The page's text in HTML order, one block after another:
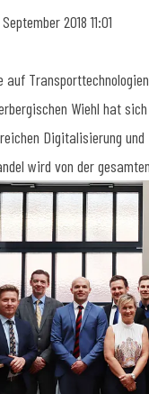
2018 11:01
auf
Wiehl hat
Digitalisierung
wird von der